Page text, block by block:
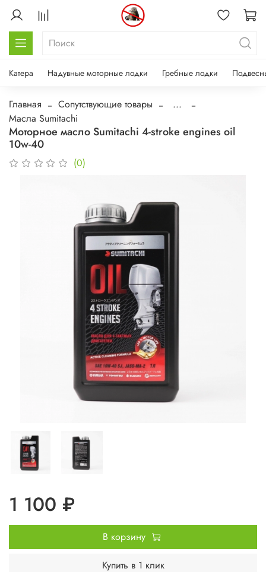
Катера Надувные моторные лодки Гребные лодки
Главная Сопутствующие товары
...
Масла Sumitachi
Моторное масло Sumitachi 4-stroke engines oil
10w-40
(0)
1 100 ₽
В корзину
Купить в 1 клик